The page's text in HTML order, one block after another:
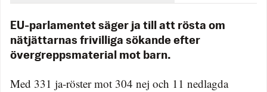
EU-parlamentet säger ja till att rösta om
nätjättarnas frivilliga sökande efter
övergreppsmaterial mot barn.
Med 331 ja-röster mot 304 nej och 11 nedlagda